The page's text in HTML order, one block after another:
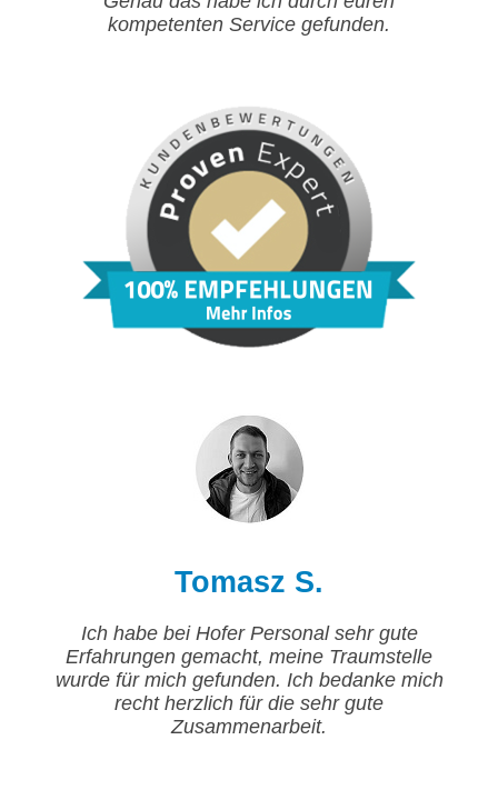
kompetenten Service gefunden.
Tomasz S.
Ich habe bei Hofer Personal sehr gute
Erfahrungen gemacht, meine Traumstelle
wurde für mich gefunden. Ich bedanke mich
recht herzlich für die sehr gute
Zusammenarbeit.